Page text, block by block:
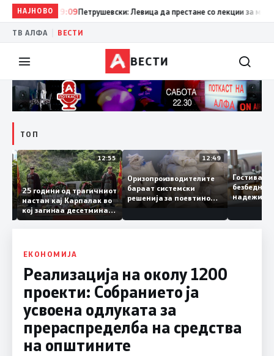
НАЈНОВО
19:09 Петрушевски: Левица да престане со лекции за морал
ТВ АЛФА ВЕСТИ
ВЕСТИ
ТОП
13:04 12:55
25 години од трагичниот
настан кај Карпалак во
кој загинаа десетмина
македонски бранители
12:49
Оризопроизводителите
бараат системски
решенија за поевтино
производство
ЕКОНОМИЈА
Реализација на околу 1200
проекти: Собранието ја
усвоена одлуката за
прераспределба на средства
на општините